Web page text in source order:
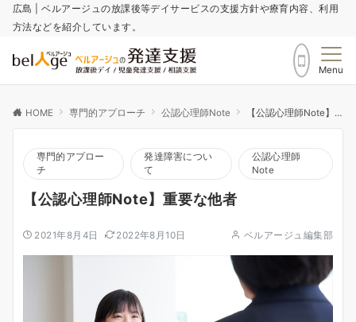
広島 | ベルアージュの放課後等デイサービスの支援方針や療育内容、利用
方法などを紹介しています。
Menu
HOME 専門的アプローチ 公認心理師Note 【公認心理師Note】重要な他者
専門的アプロー
チ
発達障害につい
て
公認心理師
Note
【公認心理師Note】重要な他者
2021年8月4日 2022年8月10日 ベルアージュ編集部